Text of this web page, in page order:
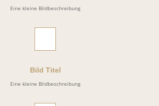
Eine kleine Bildbeschreibung
Bild Titel
Eine kleine Bildbeschreibung